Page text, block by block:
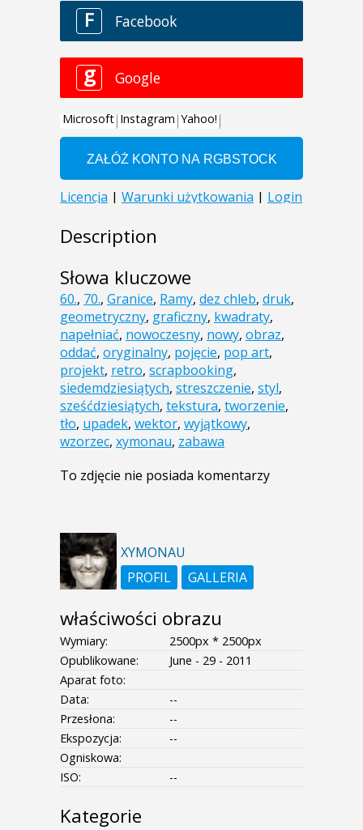
Description
Słowa kluczowe
60., 70., Granice, Ramy, dez chleb, druk,
geometryczny, graficzny, kwadraty,
napełniać, nowoczesny, nowy, obraz,
oddać, oryginalny, pojęcie, pop art,
projekt, retro, scrapbooking,
siedemdziesiątych, streszczenie, styl,
sześćdziesiątych, tekstura, tworzenie,
tło, upadek, wektor, wyjątkowy,
wzorzec, xymonau, zabawa
To zdjęcie nie posiada komentarzy
XYMONAU
PROFIL
GALLERIA
właściwości obrazu
Wymiary:
2500px * 2500px
Opublikowane:
June - 29 - 2011
Aparat foto:
Data:
--
Przesłona:
--
Ekspozycja:
--
Ogniskowa:
ISO:
--
Kategorie